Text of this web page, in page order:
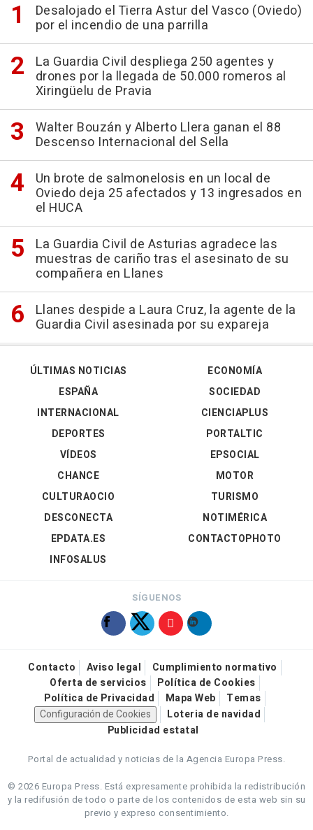
Desalojado el Tierra Astur del Vasco (Oviedo)
por el incendio de una parrilla
La Guardia Civil despliega 250 agentes y
drones por la llegada de 50.000 romeros al
Xiringüelu de Pravia
Walter Bouzán y Alberto Llera ganan el 88
Descenso Internacional del Sella
Un brote de salmonelosis en un local de
Oviedo deja 25 afectados y 13 ingresados en
el HUCA
La Guardia Civil de Asturias agradece las
muestras de cariño tras el asesinato de su
compañera en Llanes
Llanes despide a Laura Cruz, la agente de la
Guardia Civil asesinada por su expareja
ÚLTIMAS NOTICIAS
ESPAÑA
INTERNACIONAL
DEPORTES
VÍDEOS
ECONOMÍA
SOCIEDAD
CIENCIAPLUS
PORTALTIC
EPSOCIAL
CHANCE
CULTURAOCIO
DESCONECTA
EPDATA.ES
INFOSALUS
MOTOR
TURISMO
NOTIMÉRICA
CONTACTOPHOTO
SÍGUENOS
Contacto Aviso legal
Cumplimiento normativo
Oferta de servicios
Política de Cookies
Política de Privacidad
Mapa Web
Temas
Configuración de Cookies
Loteria de navidad
Publicidad estatal
Portal de actualidad y noticias de la Agencia Europa Press.
© 2026 Europa Press. Está expresamente prohibida la redistribución
y la redifusión de todo o parte de los contenidos de esta web sin su
previo y expreso consentimiento.